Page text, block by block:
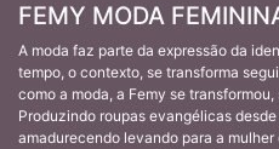
FEMY MODA
A moda faz parte da expressão da
tempo, o contexto, se transforma
como a moda, a Femy se
Produzindo roupas evangélicas
amadurecendo levando para a